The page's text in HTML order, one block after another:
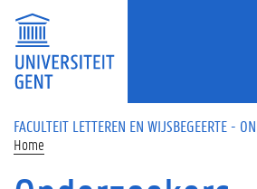
Overslaan en naar de inhoud gaan
FACULTEIT LETTEREN EN WIJSBEGEERTE -
Home